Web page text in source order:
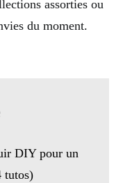
assorties ou
du moment.
DIY pour un
tutos)